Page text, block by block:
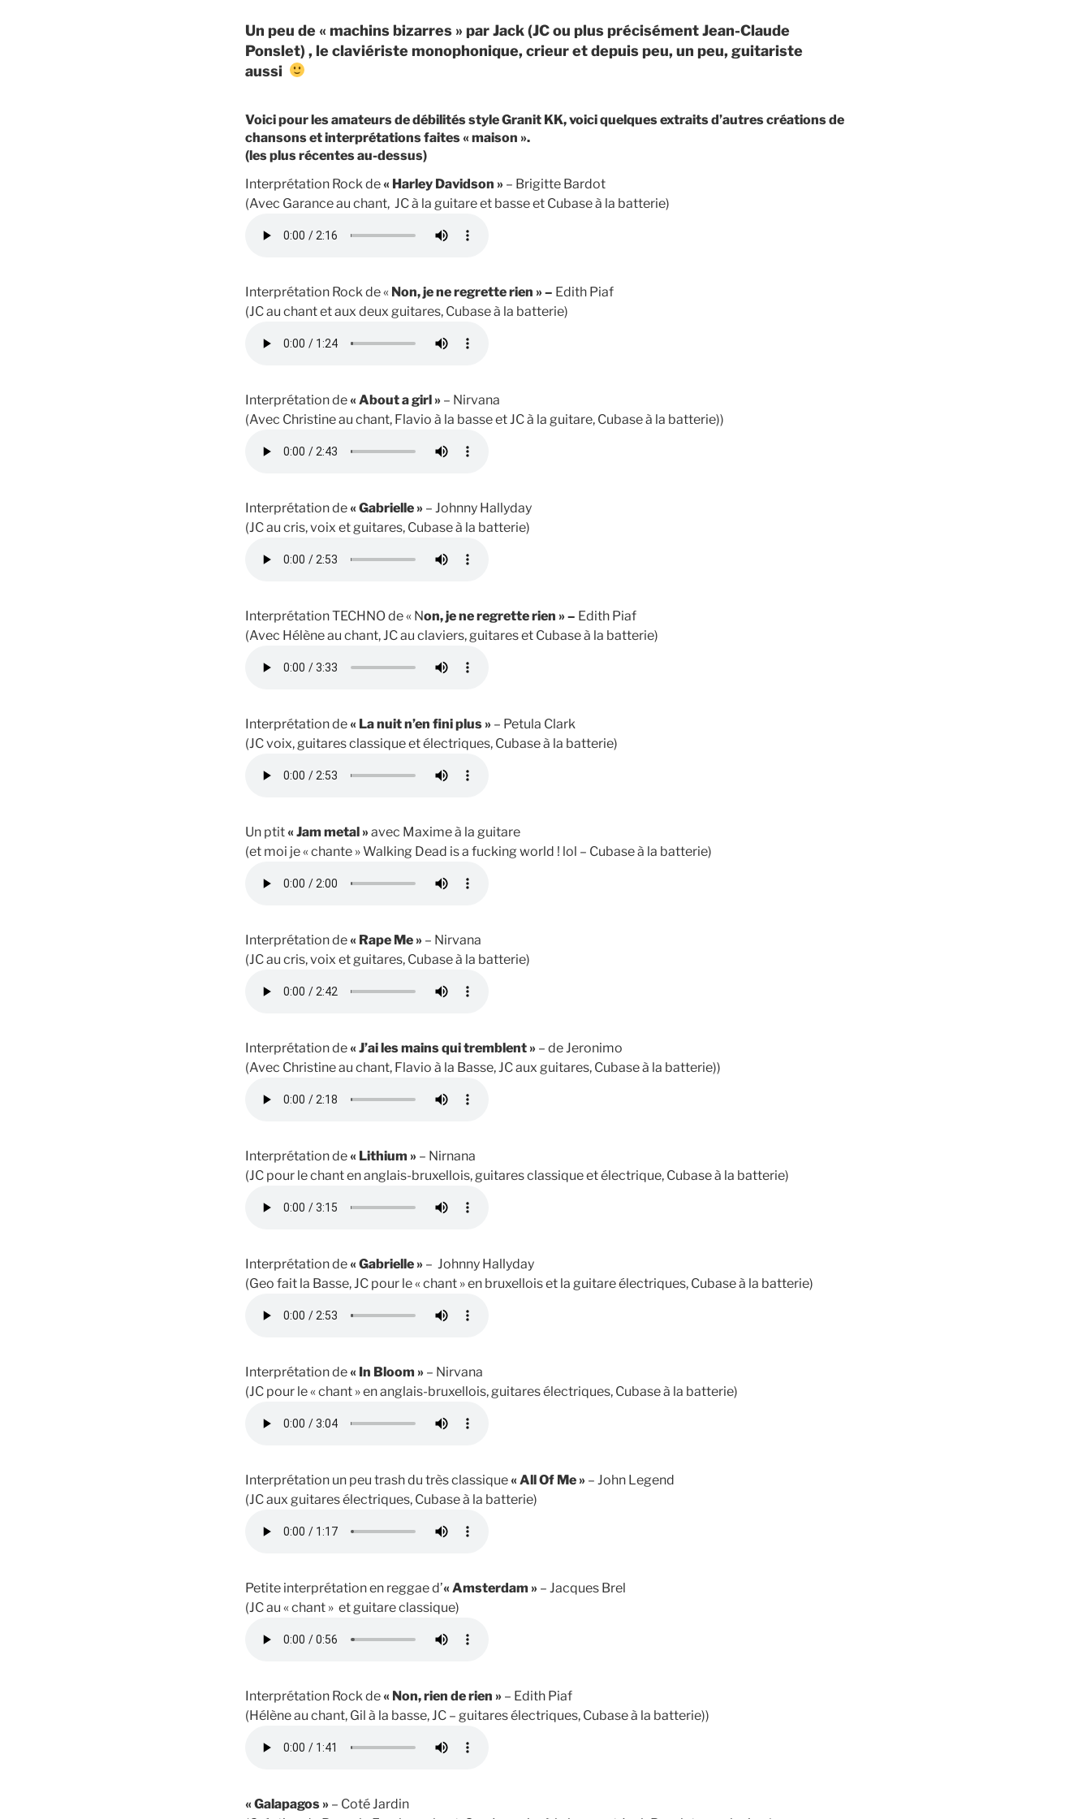
Un peu de « machins bizarres » par Jack (JC ou plus précisément Jean-Claude
Ponslet) , le claviériste monophonique, crieur et depuis peu, un peu, guitariste
aussi
Voici pour les amateurs de débilités style Granit KK, voici quelques extraits d’autres créations de
chansons et interprétations faites « maison ».
(les plus récentes au-dessus)
Interprétation Rock de « Harley Davidson » – Brigitte Bardot
(Avec Garance au chant, JC à la guitare et basse et Cubase à la batterie)
Interprétation Rock de « Non, je ne regrette rien » – Edith Piaf
(JC au chant et aux deux guitares, Cubase à la batterie)
Interprétation de « About a girl » – Nirvana
(Avec Christine au chant, Flavio à la basse et JC à la guitare, Cubase à la batterie))
Interprétation de « Gabrielle » – Johnny Hallyday
(JC au cris, voix et guitares, Cubase à la batterie)
Interprétation TECHNO de « Non, je ne regrette rien » – Edith Piaf
(Avec Hélène au chant, JC au claviers, guitares et Cubase à la batterie)
Interprétation de « La nuit n’en fini plus » – Petula Clark
(JC voix, guitares classique et électriques, Cubase à la batterie)
Un ptit « Jam metal » avec Maxime à la guitare
(et moi je « chante » Walking Dead is a fucking world ! lol – Cubase à la batterie)
Interprétation de « Rape Me » – Nirvana
(JC au cris, voix et guitares, Cubase à la batterie)
Interprétation de « J’ai les mains qui tremblent » – de Jeronimo
(Avec Christine au chant, Flavio à la Basse, JC aux guitares, Cubase à la batterie))
Interprétation de « Lithium » – Nirnana
(JC pour le chant en anglais-bruxellois, guitares classique et électrique, Cubase à la batterie)
Interprétation de « Gabrielle » – Johnny Hallyday
(Geo fait la Basse, JC pour le « chant » en bruxellois et la guitare électriques, Cubase à la batterie)
Interprétation de « In Bloom » – Nirvana
(JC pour le « chant » en anglais-bruxellois, guitares électriques, Cubase à la batterie)
Interprétation un peu trash du très classique « All Of Me » – John Legend
(JC aux guitares électriques, Cubase à la batterie)
Petite interprétation en reggae d’« Amsterdam » – Jacques Brel
(JC au « chant » et guitare classique)
Interprétation Rock de « Non, rien de rien » – Edith Piaf
(Hélène au chant, Gil à la basse, JC – guitares électriques, Cubase à la batterie))
« Galapagos » – Coté Jardin